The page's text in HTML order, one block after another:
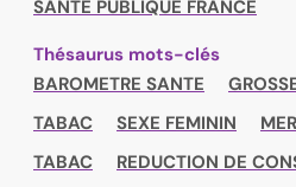
SANTE PUBLIQUE FRANCE
Thésaurus mots-clés
BAROMETRE SANTE
TABAC
SEXE FEMININ
TABAC
REDUCTION DE